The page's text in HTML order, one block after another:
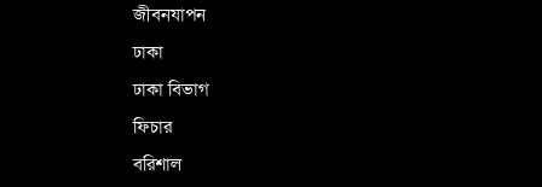
জীবনযাপন
ঢাকা
ঢাকা বিভাগ
ফিচার
বরিশাল